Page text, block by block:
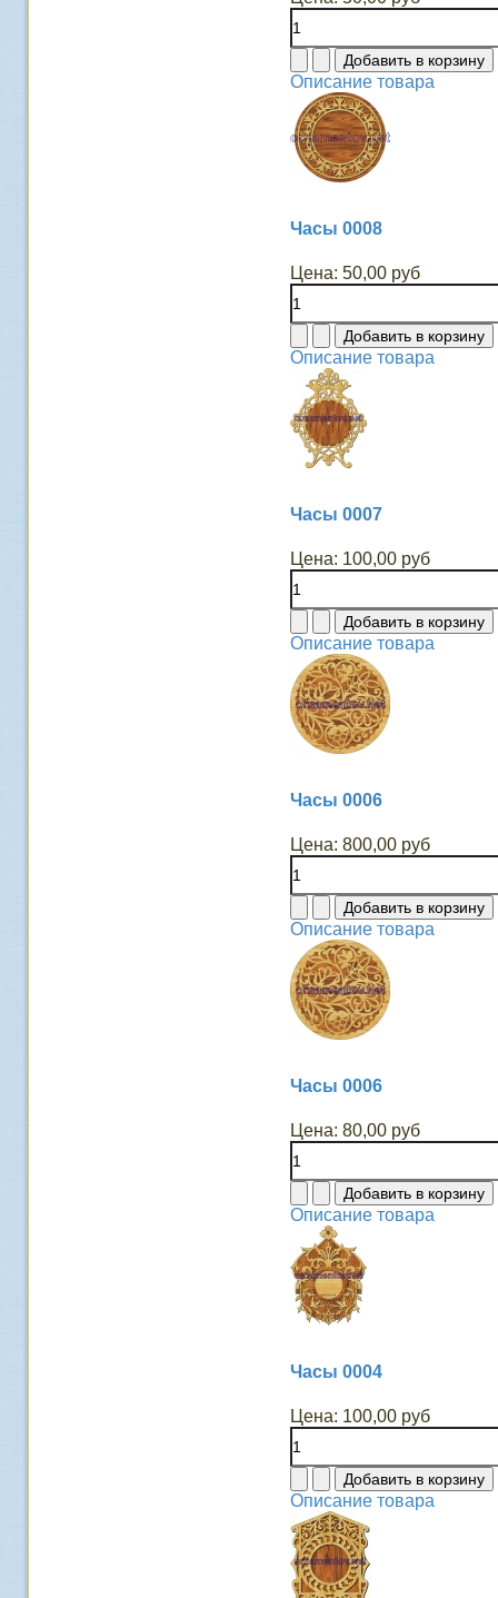
Описание товара
Часы 0008
Цена: 50,00 руб
Описание товара
Часы 0007
Цена: 100,00 руб
Описание товара
Часы 0006
Цена: 800,00 руб
Описание товара
Часы 0006
Цена: 80,00 руб
Описание товара
Часы 0004
Цена: 100,00 руб
Описание товара